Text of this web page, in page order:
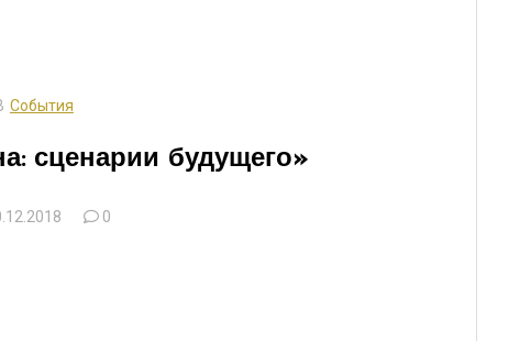
События
сценарии будущего»
0